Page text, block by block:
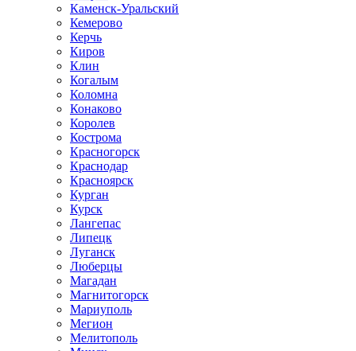
Каменск-Уральский
Кемерово
Керчь
Киров
Клин
Когалым
Коломна
Конаково
Королев
Кострома
Красногорск
Краснодар
Красноярск
Курган
Курск
Лангепас
Липецк
Луганск
Люберцы
Магадан
Магнитогорск
Мариуполь
Мегион
Мелитополь